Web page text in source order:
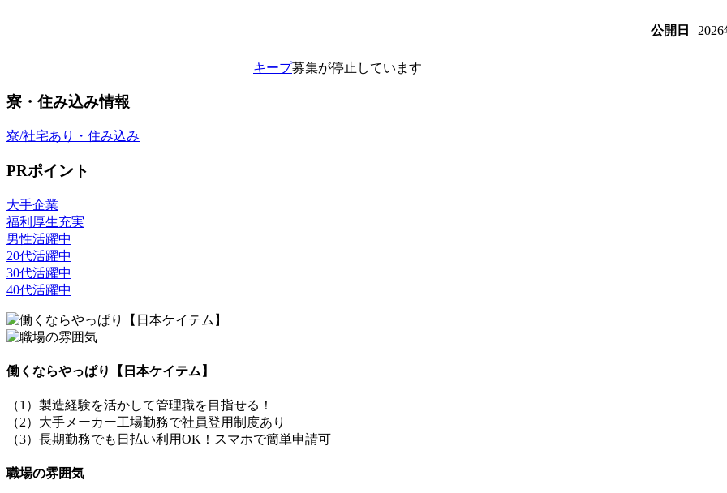
公開日
キープ募集が停止しています
寮・住み込み情報
寮/社宅あり・住み込み
PRポイント
大手企業
福利厚生充実
男性活躍中
20代活躍中
30代活躍中
40代活躍中
働くならやっぱり【日本ケイテム】
（1）製造経験を活かして管理職を目指せる！
（2）大手メーカー工場勤務で社員登用制度あり
（3）長期勤務でも日払い利用OK！スマホで簡単申請可
職場の雰囲気